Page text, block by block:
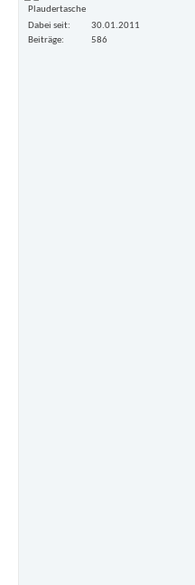
Plaudertasche
Dabei seit
30.01.2011
Beiträge
586